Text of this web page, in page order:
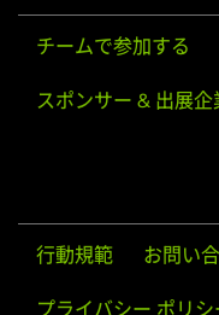
チームで参加する
スポンサー & 出展企
行動規範 お問い
プライバシー ポリシ